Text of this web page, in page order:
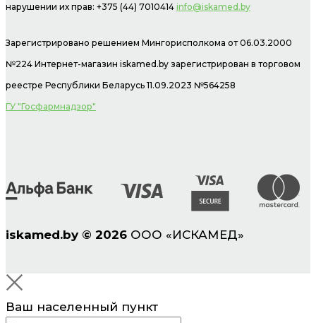
нарушении их прав: +375 (44) 7010414 info@iskamed.by
Зарегистрировано решением Мингорисполкома от 06.03.2000
№224 Интернет-магазин iskamed.by зарегистрирован в торговом
реестре Республики Беларусь 11.09.2023 №564258
ГУ "Госфармнадзор"
iskamed.by © 2026 ООО «ИСКАМЕД»
Ваш населенный пункт